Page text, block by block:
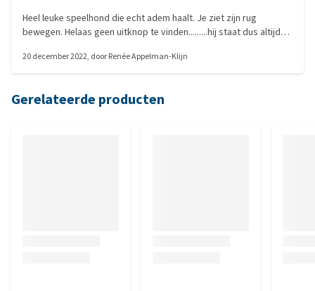
Heel leuke speelhond die echt adem haalt. Je ziet zijn rug
bewegen. Helaas geen uitknop te vinden.........hij staat dus altijd
batterij in. Hoop dat die straks nog ergens te koop is.
20 december 2022, doorRenée Appelman-Klijn
Gerelateerde producten